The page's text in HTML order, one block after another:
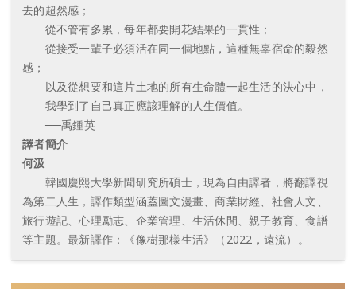
去的超然感；
從不管有多累，每年都要開花結果的一貫性；
從接受一輩子必須活在同一個地點，這種無辜宿命的毅然
感；
以及從想要和這片土地的所有生命體一起生活的決心中，
我學到了自己真正應該理解的人生價值。
──禹鍾英
譯者簡介
何汲
韓國慶熙大學新聞研究所碩士，現為自由譯者，將翻譯視
為第二人生，譯作類型涵蓋圖文漫畫、商業財經、社會人文、
旅行遊記、心理勵志、企業管理、生活休閒、親子教育、食譜
等主題。最新譯作：《像樹那樣生活》（2022，遠流）。